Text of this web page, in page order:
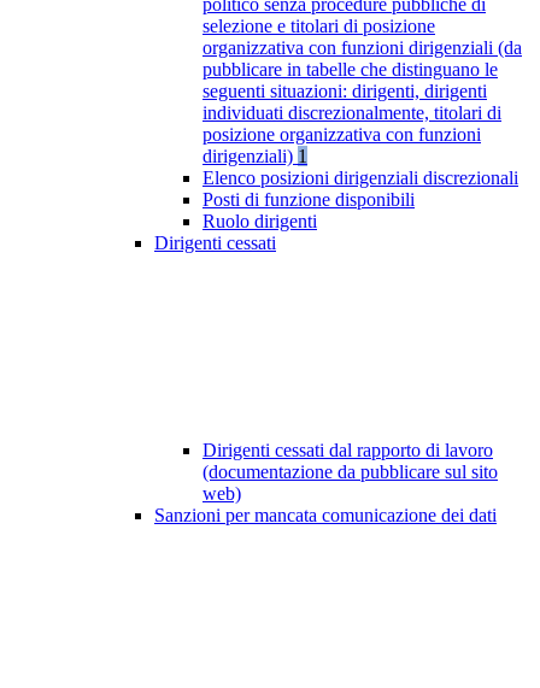
politico senza procedure pubbliche di
selezione e titolari di posizione
organizzativa con funzioni dirigenziali (da
pubblicare in tabelle che distinguano le
seguenti situazioni: dirigenti, dirigenti
individuati discrezionalmente, titolari di
posizione organizzativa con funzioni
dirigenziali) 1
Elenco posizioni dirigenziali discrezionali
Posti di funzione disponibili
Ruolo dirigenti
Dirigenti cessati
Dirigenti cessati dal rapporto di lavoro
(documentazione da pubblicare sul sito
web)
Sanzioni per mancata comunicazione dei dati